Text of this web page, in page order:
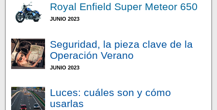
Royal Enfield Super Meteor 650
JUNIO 2023
Seguridad, la pieza clave de la
Operación Verano
JUNIO 2023
Luces: cuáles son y cómo
usarlas